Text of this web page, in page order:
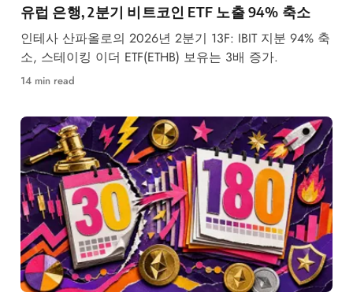
유럽 은행, 2분기 비트코인 ETF 노출 94% 축소
인테사 산파올로의 2026년 2분기 13F: IBIT 지분 94% 축
소, 스테이킹 이더 ETF(ETHB) 보유는 3배 증가.
14 min read